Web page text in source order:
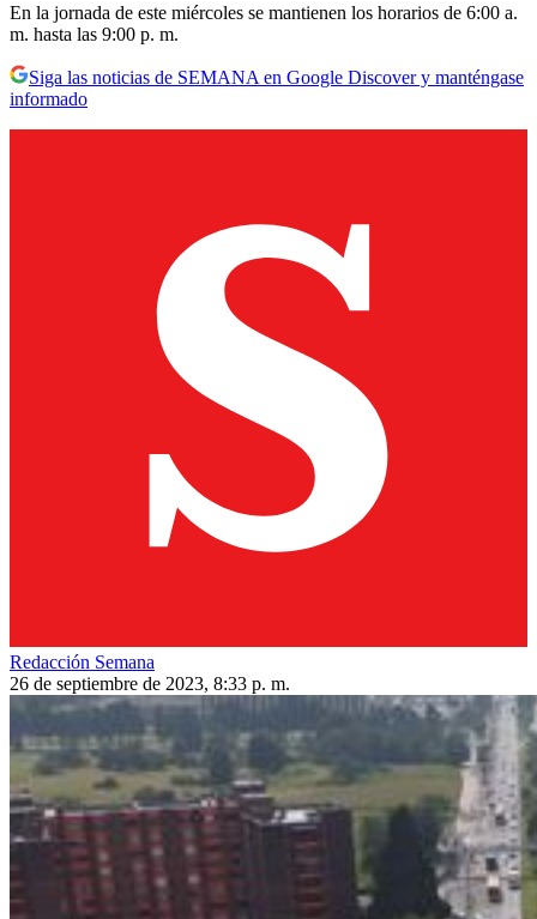
En la jornada de este miércoles se mantienen los horarios de 6:00 a.
m. hasta las 9:00 p. m.
Siga las noticias de SEMANA en Google Discover y manténgase
informado
Redacción Semana
26 de septiembre de 2023, 8:33 p. m.